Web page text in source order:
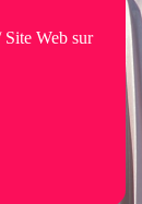
Site Web sur